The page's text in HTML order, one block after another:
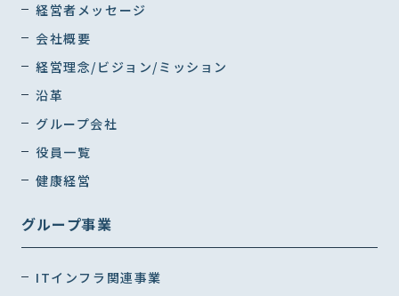
経営者メッセージ
会社概要
経営理念/ビジョン/ミッション
沿革
グループ会社
役員一覧
健康経営
グループ事業
ITインフラ関連事業